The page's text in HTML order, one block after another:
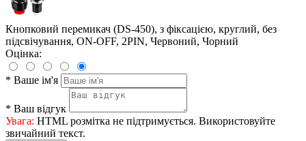
Кнопковий перемикач (DS-450), з фіксацією, круглий, без
підсвічування, ON-OFF, 2PIN, Червоний, Чорний
Оцінка:
* Ваше ім'я
* Ваш відгук
Увага: HTML розмітка не підтримується. Використовуйте
звичайний текст.